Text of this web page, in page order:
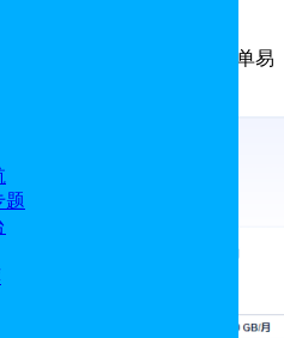
题
动方案
计算、存储及网络资源，简单易